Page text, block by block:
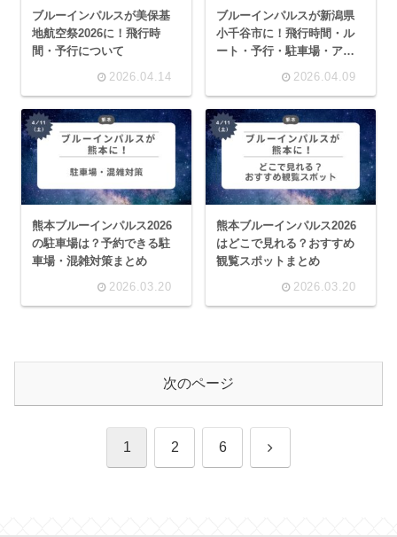
ブルーインパルスが美保基
地航空祭2026に！飛行時
間・予行について
2026.04.14
ブルーインパルスが新潟県
小千谷市に！飛行時間・ル
ート・予行・駐車場・アク
2026.04.09
熊本ブルーインパルス2026
の駐車場は？予約できる駐
車場・混雑対策まとめ
2026.03.20
熊本ブルーインパルス2026
はどこで見れる？おすすめ
観覧スポットまとめ
2026.03.20
次のページ
1 2 6 次